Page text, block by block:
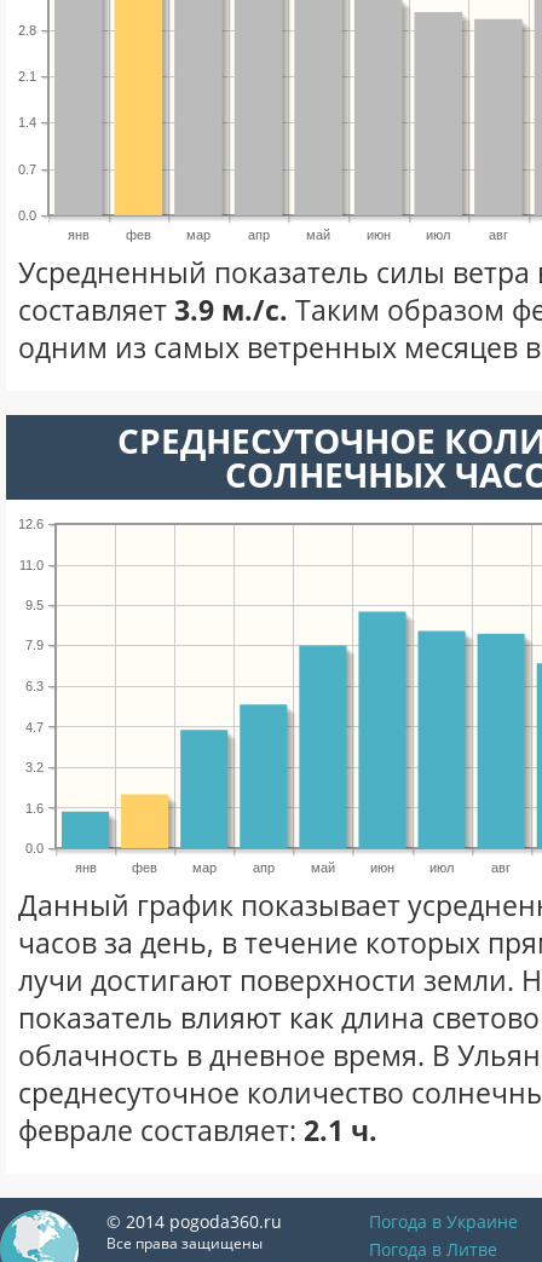
янв фев мар апр май июн июл авг
0.0
0.7
1.4
2.1
2.8
Усредненный показатель силы ветра
составляет3.9 м./с. Таким образом
одним из самых ветренных месяцев в
СРЕДНЕСУТОЧНОЕ
СОЛНЕЧНЫХ
янв фев мар апр май июн июл авг
0.0
1.6
3.2
4.7
6.3
7.9
9.5
11.0
12.6
Данный график показывает
часов за день, в течение которых
лучи достигают поверхности земли.
показатель влияют как длина
облачность в дневное время. В
среднесуточное количество
феврале составляет: 2.1 ч.
© 2014 pogoda360.ru
Все права защищены
Погода в Украине
Погода в Литве